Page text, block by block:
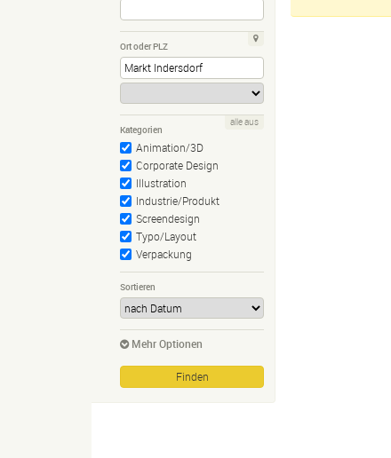
Ort oder PLZ
Kategorien
Animation/3D
Corporate Design
Illustration
Industrie/Produkt
Screendesign
Typo/Layout
Verpackung
alle aus
Sortieren
Mehr Optionen